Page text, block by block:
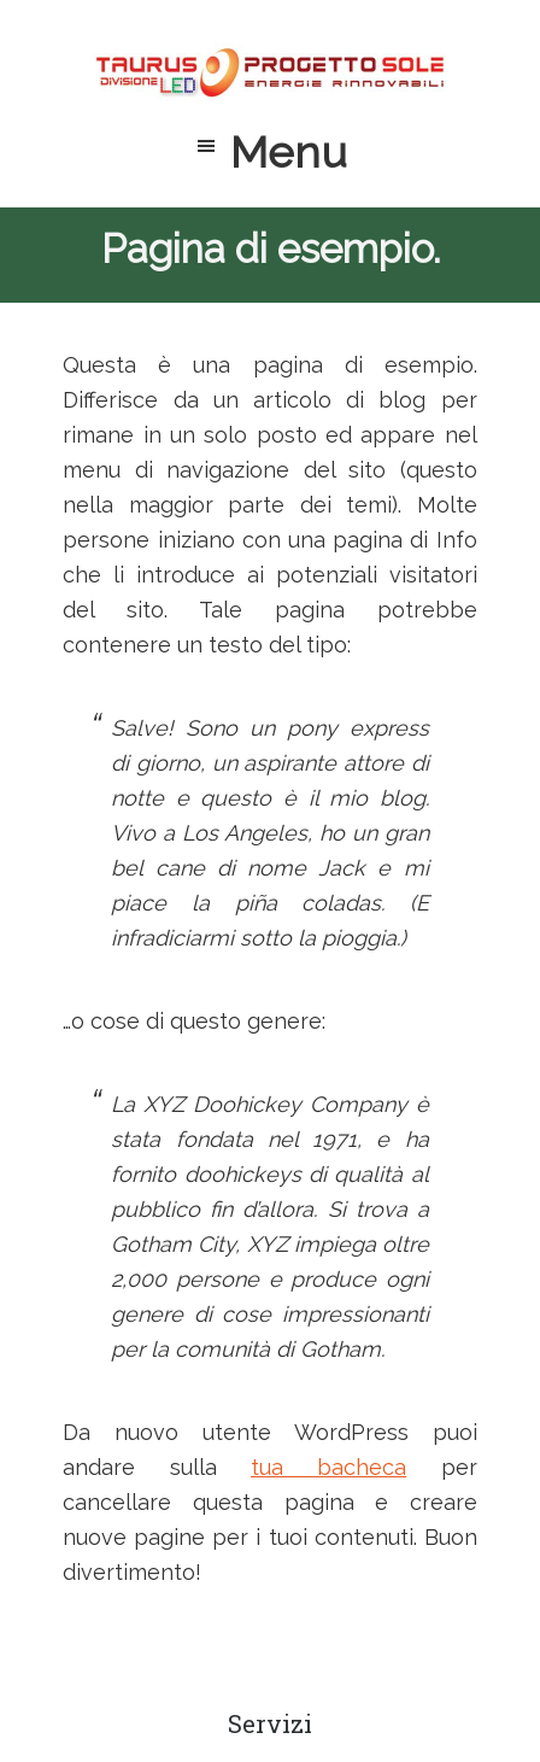
contenuto
Menu
Pagina di esempio.
Questa è una pagina di esempio.
Differisce da un articolo di blog per
rimane in un solo posto ed appare nel
menu di navigazione del sito (questo
nella maggior parte dei temi). Molte
persone iniziano con una pagina di Info
che li introduce ai potenziali visitatori
del sito. Tale pagina potrebbe
contenere un testo del tipo:
Salve! Sono un pony express
di giorno, un aspirante attore di
notte e questo è il mio blog.
Vivo a Los Angeles, ho un gran
bel cane di nome Jack e mi
piace la piña coladas. (E
infradiciarmi sotto la pioggia.)
…o cose di questo genere:
La XYZ Doohickey Company è
stata fondata nel 1971, e ha
fornito doohickeys di qualità al
pubblico fin d’allora. Si trova a
Gotham City, XYZ impiega oltre
2,000 persone e produce ogni
genere di cose impressionanti
per la comunità di Gotham.
Da nuovo utente WordPress puoi
andare sulla tua bacheca per
cancellare questa pagina e creare
nuove pagine per i tuoi contenuti. Buon
divertimento!
Servizi